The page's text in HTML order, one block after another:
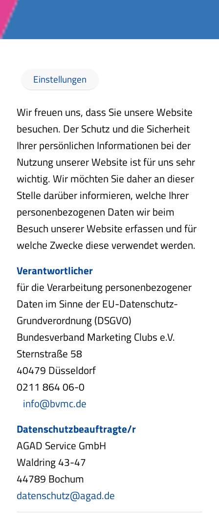
Einstellungen
Wir freuen uns, dass Sie unsere Website
besuchen. Der Schutz und die Sicherheit
Ihrer persönlichen Informationen bei der
Nutzung unserer Website ist für uns sehr
wichtig. Wir möchten Sie daher an dieser
Stelle darüber informieren, welche Ihrer
personenbezogenen Daten wir beim
Besuch unserer Website erfassen und für
welche Zwecke diese verwendet werden.
Verantwortlicher
für die Verarbeitung personenbezogener
Daten im Sinne der EU-Datenschutz-
Grundverordnung (DSGVO)
Bundesverband Marketing Clubs e.V.
Sternstraße 58
40479 Düsseldorf
0211 864 06-0
info@bvmc.de
Datenschutzbeauftragte/r
AGAD Service GmbH
Waldring 43-47
44789 Bochum
datenschutz@agad.de